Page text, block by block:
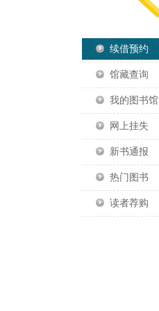
续借预约
馆藏查询
我的图书馆
网上挂失
新书通报
热门图书
读者荐购